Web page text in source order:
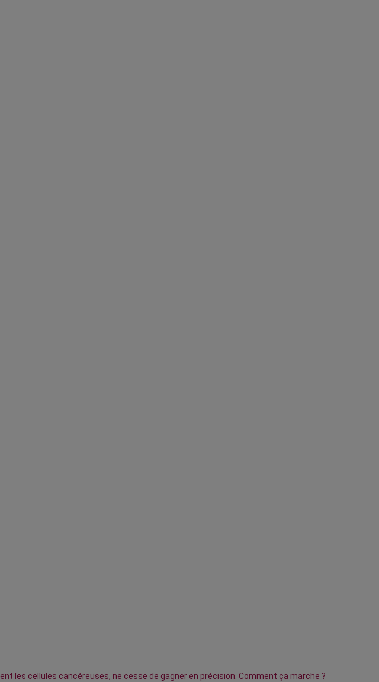
les cellules cancéreuses, ne cesse de gagner en précision. Comment ça marche ?